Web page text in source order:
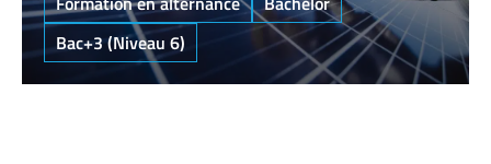
Bac+3 (Niveau 6)